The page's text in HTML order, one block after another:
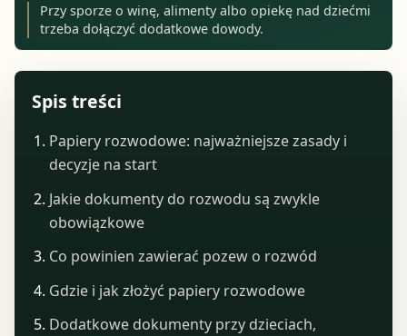
Przy sporze o winę, alimenty albo opiekę nad dziećmi
trzeba dołączyć dodatkowe dowody.
Spis treści
Papiery rozwodowe: najważniejsze zasady i
decyzje na start
Jakie dokumenty do rozwodu są zwykle
obowiązkowe
Co powinien zawierać pozew o rozwód
Gdzie i jak złożyć papiery rozwodowe
Dodatkowe dokumenty przy dzieciach,